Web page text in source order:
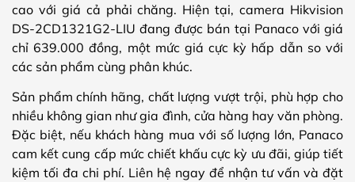
cao với giá cả phải chăng. Hiện tại, camera Hikvision
DS-2CD1321G2-LIU đang được bán tại Panaco với giá
chỉ 639.000 đồng, một mức giá cực kỳ hấp dẫn so với
các sản phẩm cùng phân khúc.
Sản phẩm chính hãng, chất lượng vượt trội, phù hợp cho
nhiều không gian như gia đình, cửa hàng hay văn phòng.
Đặc biệt, nếu khách hàng mua với số lượng lớn, Panaco
cam kết cung cấp mức chiết khấu cực kỳ ưu đãi, giúp tiết
kiệm tối đa chi phí. Liên hệ ngay để nhận tư vấn và đặt